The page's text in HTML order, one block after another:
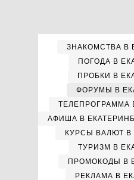
ЗНАКОМСТВА В
ПОГОДА В
ПРОБКИ В
ФОРУМЫ В
ТЕЛЕПРОГРАММА
АФИША В
КУРСЫ ВАЛЮТ В
ТУРИЗМ В
ПРОМОКОДЫ В
РЕКЛАМА В